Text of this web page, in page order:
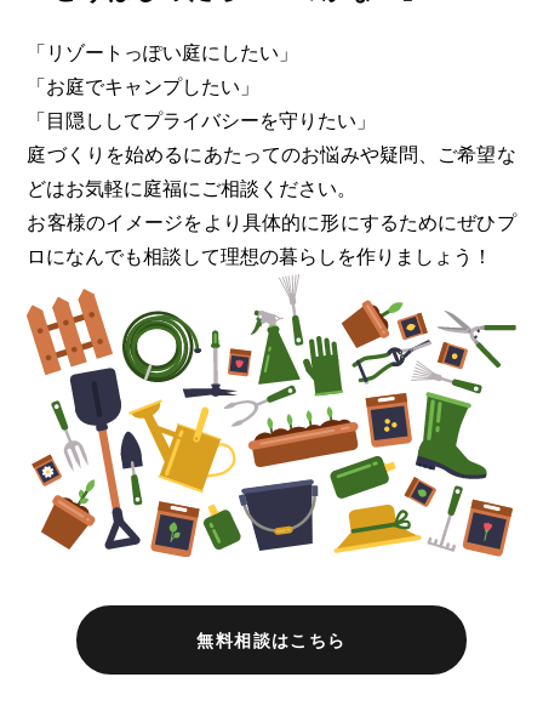
「リゾートっぽい庭にしたい」
「お庭でキャンプしたい」
「目隠ししてプライバシーを守りたい」
庭づくりを始めるにあたってのお悩みや疑問、ご希望な
どはお気軽に庭福にご相談ください。
お客様のイメージをより具体的に形にするためにぜひプ
ロになんでも相談して理想の暮らしを作りましょう！
無料相談はこちら